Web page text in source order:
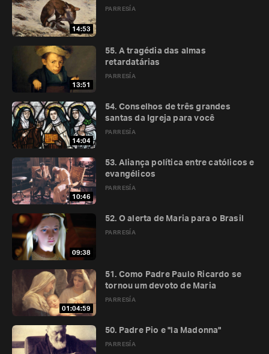
14:53
PARRESÍA
13:51
PARRESÍA
55. A tragédia das almas
retardatárias
14:04
PARRESÍA
54. Conselhos de três grandes
santas da Igreja para você
10:46
PARRESÍA
53. Aliança política entre católicos e
evangélicos
09:38
PARRESÍA
52. O alerta de Maria para o Brasil
01:04:59
PARRESÍA
51. Como Padre Paulo Ricardo se
tornou um devoto de Maria
PARRESÍA
50. Padre Pio e "la Madonna"